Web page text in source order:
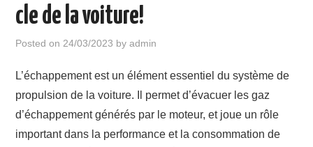
cle de la voiture!
Posted on24/03/2023 byadmin
L’échappement est un élément essentiel du système de
propulsion de la voiture. Il permet d’évacuer les gaz
d’échappement générés par le moteur, et joue un rôle
important dans la performance et la consommation de